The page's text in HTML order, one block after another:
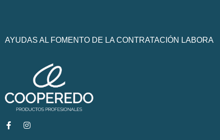
AYUDAS AL FOMENTO DE LA CONTRATACIÓN LABORA